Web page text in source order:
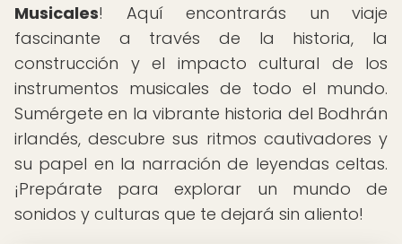
Musicales! Aquí encontrarás un viaje
fascinante a través de la historia, la
construcción y el impacto cultural de los
instrumentos musicales de todo el mundo.
Sumérgete en la vibrante historia del Bodhrán
irlandés, descubre sus ritmos cautivadores y
su papel en la narración de leyendas celtas.
¡Prepárate para explorar un mundo de
sonidos y culturas que te dejará sin aliento!